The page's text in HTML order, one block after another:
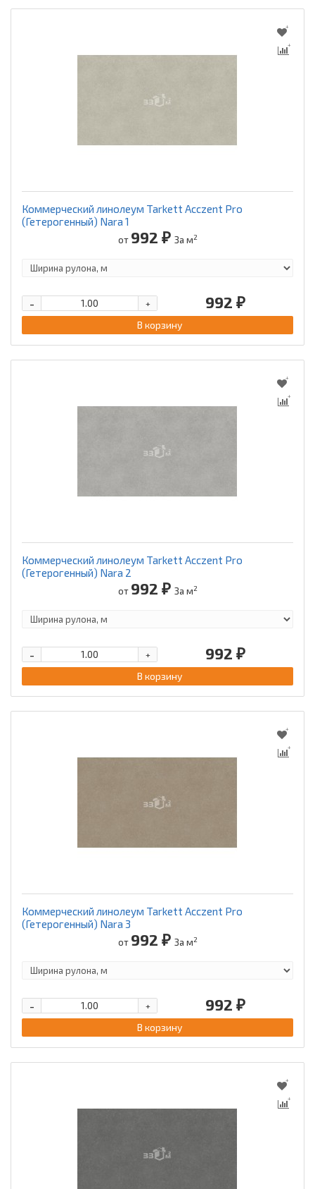
Коммерческий линолеум Tarkett Acczent Pro
(Гетерогенный) Nara 1
от 992 ₽ За м2
992 ₽
+
-
В корзину
Коммерческий линолеум Tarkett Acczent Pro
(Гетерогенный) Nara 2
от 992 ₽ За м2
992 ₽
+
-
В корзину
Коммерческий линолеум Tarkett Acczent Pro
(Гетерогенный) Nara 3
от 992 ₽ За м2
992 ₽
+
-
В корзину